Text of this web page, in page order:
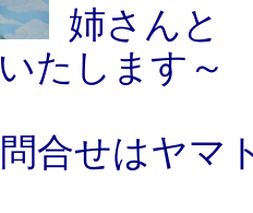
姉さんと
たします～
合せはヤマ